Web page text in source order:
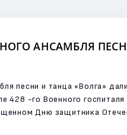
АНСАМБЛЯ
песни и танца «Волга»
428 -го Военного
Дню защитника